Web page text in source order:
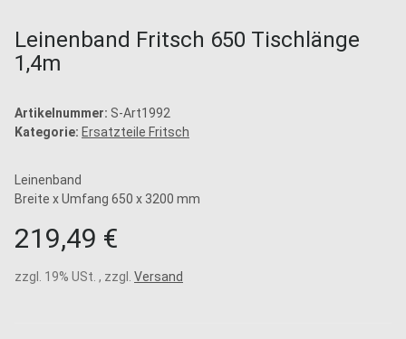
Leinenband Fritsch 650 Tischlänge
1,4m
Artikelnummer: S-Art1992
Kategorie: Ersatzteile Fritsch
Leinenband
Breite x Umfang 650 x 3200 mm
219,49 €
zzgl. 19% USt. , zzgl. Versand